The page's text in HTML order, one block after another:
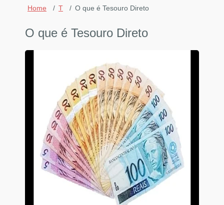
Home T O que é Tesouro Direto
O que é Tesouro Direto